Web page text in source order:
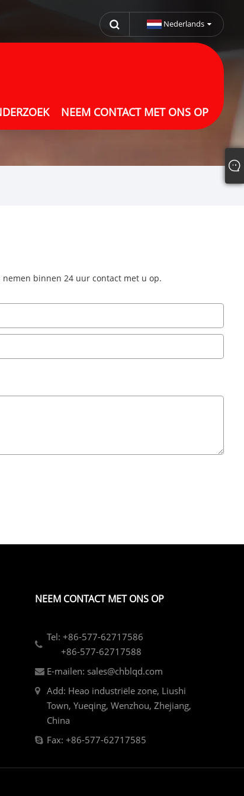
Nederlands
NEEM CONTACT MET ONS OP
binnen 24 uur contact met u op.
NEEM CONTACT MET ONS OP
Tel: +86-577-62717586
+86-577-62717588
E-mailen: sales@chblqd.com
Add: Heao industriële zone, Liushi
Town, Yueqing, Wenzhou, Zhejiang,
China
Fax: +86-577-62717585